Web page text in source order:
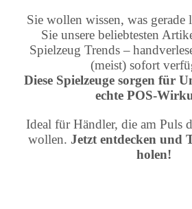
Sie wollen wissen, was
Sie unsere beliebtesten
Spielzeug Trends –
(meist) sofort
Diese Spielzeuge sorgen für
echte POS-
Ideal für Händler, die am Puls
wollen. Jetzt entdecken und
holen!